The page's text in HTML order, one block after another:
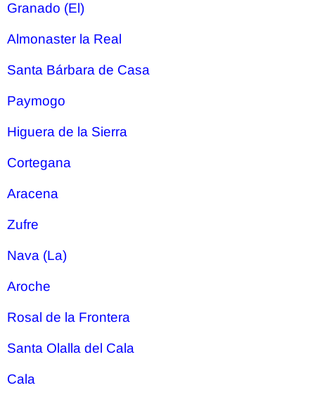
Granado (El)
Almonaster la Real
Santa Bárbara de Casa
Paymogo
Higuera de la Sierra
Cortegana
Aracena
Zufre
Nava (La)
Aroche
Rosal de la Frontera
Santa Olalla del Cala
Cala